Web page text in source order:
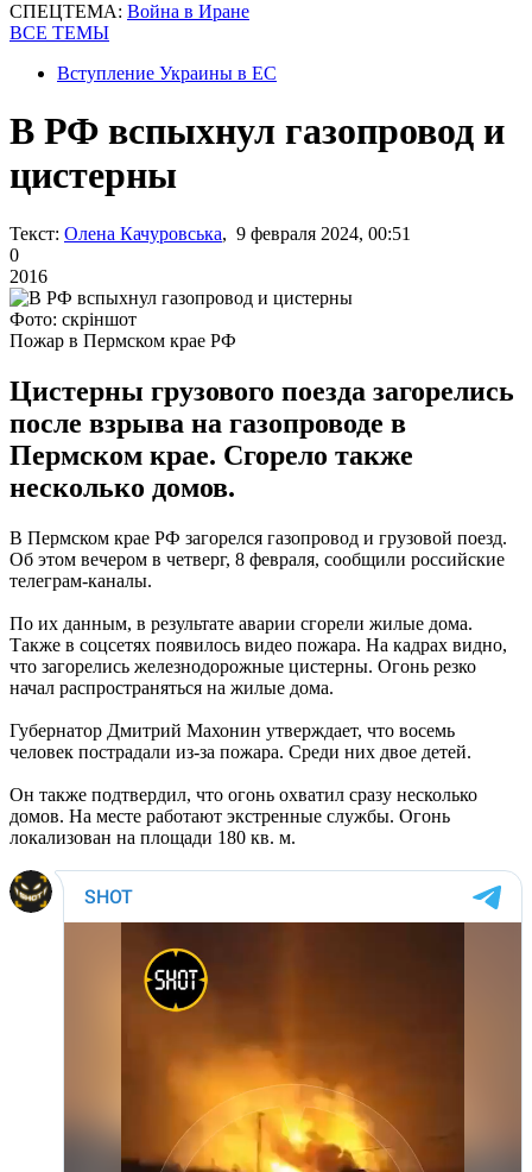
СПЕЦТЕМА: Война в Иране
ВСЕ ТЕМЫ
Вступление Украины в ЕС
В РФ вспыхнул газопровод и
цистерны
Текст: Олена Качуровська, 9 февраля 2024, 00:51
0
2016
Фото: скріншот
Пожар в Пермском крае РФ
Цистерны грузового поезда загорелись
после взрыва на газопроводе в
Пермском крае. Сгорело также
несколько домов.
В Пермском крае РФ загорелся газопровод и грузовой поезд.
Об этом вечером в четверг, 8 февраля, сообщили российские
телеграм-каналы.
По их данным, в результате аварии сгорели жилые дома.
Также в соцсетях появилось видео пожара. На кадрах видно,
что загорелись железнодорожные цистерны. Огонь резко
начал распространяться на жилые дома.
Губернатор Дмитрий Махонин утверждает, что восемь
человек пострадали из-за пожара. Среди них двое детей.
Он также подтвердил, что огонь охватил сразу несколько
домов. На месте работают экстренные службы. Огонь
локализован на площади 180 кв. м.